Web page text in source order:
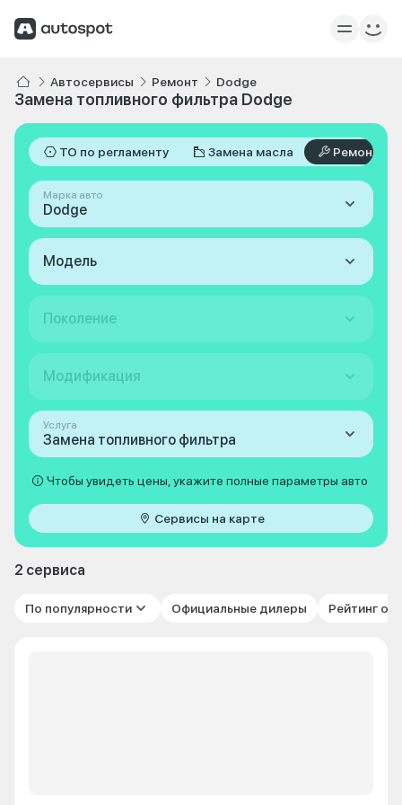
Автосервисы Ремонт Dodge
Замена топливного фильтра Dodge
ТО по регламенту Замена масла Ремонт
Марка авто
Dodge
Модель
Поколение
Модификация
Услуга
Замена топливного фильтра
Чтобы увидеть цены, укажите полные параметры авто
Сервисы на карте
2 сервиса
По популярности Официальные дилеры Рейтинг